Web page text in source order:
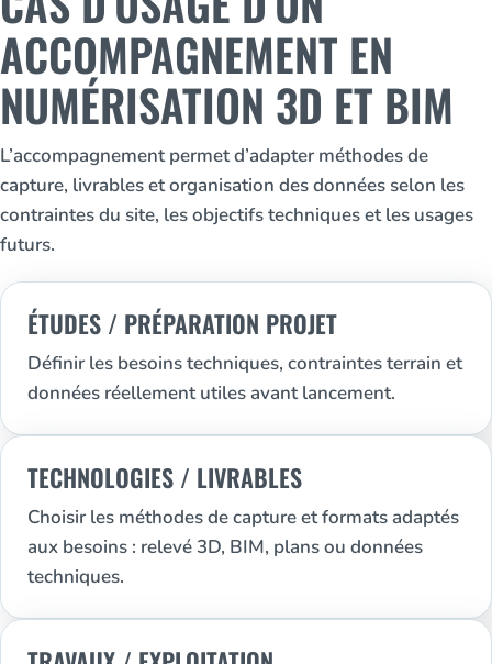
ACCOMPAGNEMENT EN
NUMÉRISATION 3D ET BIM
L’accompagnement permet d’adapter méthodes de
capture, livrables et organisation des données selon les
contraintes du site, les objectifs techniques et les usages
futurs.
ÉTUDES / PRÉPARATION PROJET
Définir les besoins techniques, contraintes terrain et
données réellement utiles avant lancement.
TECHNOLOGIES / LIVRABLES
Choisir les méthodes de capture et formats adaptés
aux besoins : relevé 3D, BIM, plans ou données
techniques.